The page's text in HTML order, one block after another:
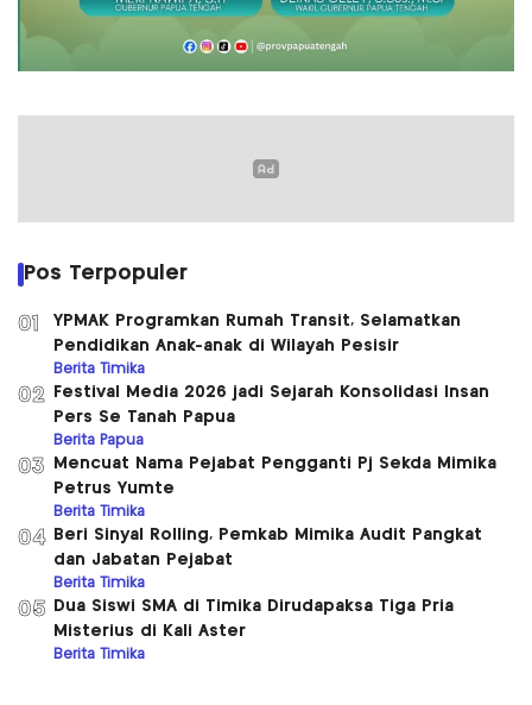
Pos Terpopuler
01
YPMAK Programkan Rumah Transit, Selamatkan
Pendidikan Anak-anak di Wilayah Pesisir
Berita Timika
02
Festival Media 2026 jadi Sejarah Konsolidasi Insan
Pers Se Tanah Papua
Berita Papua
03
Mencuat Nama Pejabat Pengganti Pj Sekda Mimika
Petrus Yumte
Berita Timika
04
Beri Sinyal Rolling, Pemkab Mimika Audit Pangkat
dan Jabatan Pejabat
Berita Timika
05
Dua Siswi SMA di Timika Dirudapaksa Tiga Pria
Misterius di Kali Aster
Berita Timika